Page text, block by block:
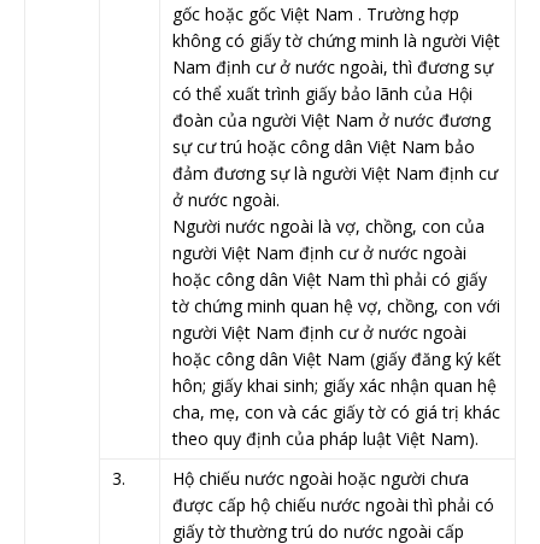
gốc hoặc gốc Việt Nam . Trường hợp
không có giấy tờ chứng minh là người Việt
Nam định cư ở nước ngoài, thì đương sự
có thể xuất trình giấy bảo lãnh của Hội
đoàn của người Việt Nam ở nước đương
sự cư trú hoặc công dân Việt Nam bảo
đảm đương sự là người Việt Nam định cư
ở nước ngoài.
Người nước ngoài là vợ, chồng, con của
người Việt Nam định cư ở nước ngoài
hoặc công dân Việt Nam thì phải có giấy
tờ chứng minh quan hệ vợ, chồng, con với
người Việt Nam định cư ở nước ngoài
hoặc công dân Việt Nam (giấy đăng ký kết
hôn; giấy khai sinh; giấy xác nhận quan hệ
cha, mẹ, con và các giấy tờ có giá trị khác
theo quy định của pháp luật Việt Nam).
​3.
​Hộ chiếu nước ngoài hoặc người chưa
được cấp hộ chiếu nước ngoài thì phải có
giấy tờ thường trú do nước ngoài cấp